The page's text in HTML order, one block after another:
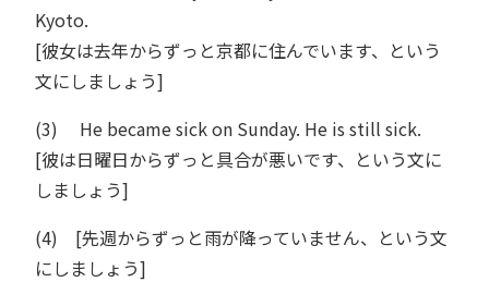
Kyoto.
[彼女は去年からずっと京都に住んでいます、という
文にしましょう]
(3) He became sick on Sunday. He is still sick.
[彼は日曜日からずっと具合が悪いです、という文に
しましょう]
(4) [先週からずっと雨が降っていません、という文
にしましょう]